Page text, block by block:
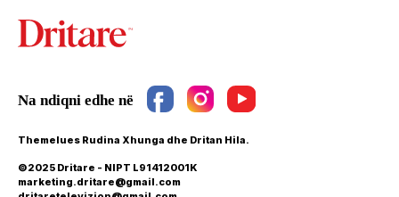
Themelues Rudina Xhunga dhe Dritan Hila.
©2025 Dritare - NIPT L91412001K
marketing.dritare@gmail.com